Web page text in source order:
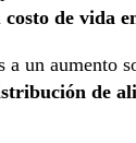
costo de vida
a un aumento
de